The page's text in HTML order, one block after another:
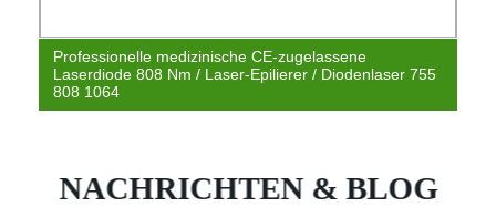
Professionelle medizinische CE-zugelassene
Laserdiode 808 Nm / Laser-Epilierer / Diodenlaser 755
808 1064
NACHRICHTEN & BLOG